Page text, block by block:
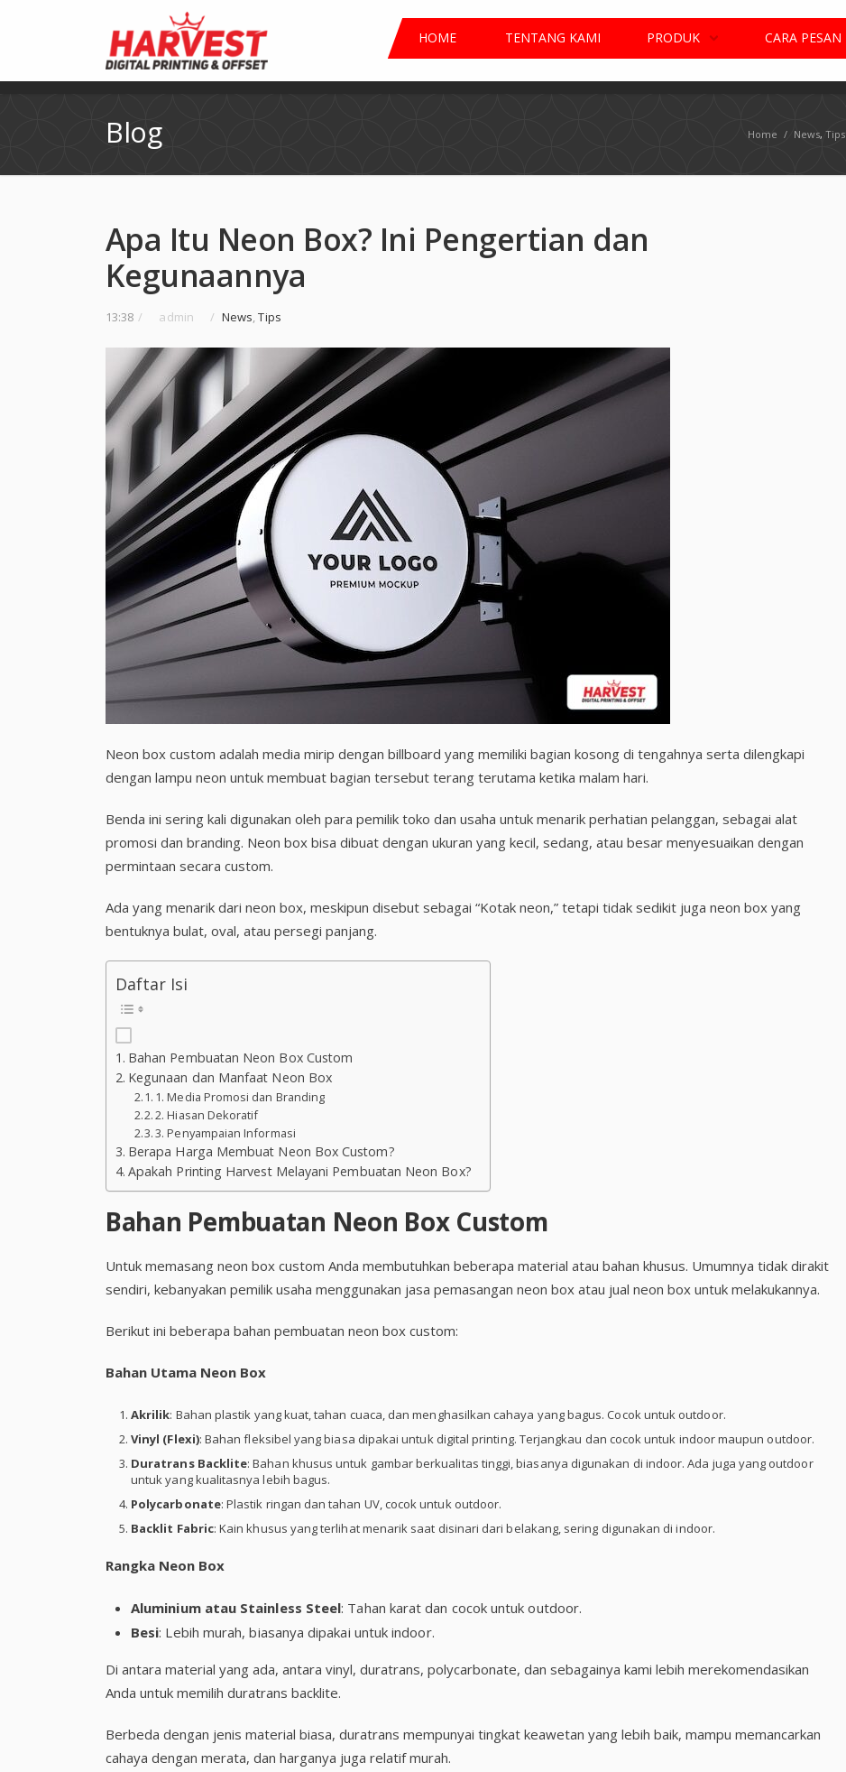
HOME TENTANG KAMI PRODUK CARA PESAN
Home / News, Tips
Blog
Apa Itu Neon Box? Ini Pengertian dan
Kegunaannya
13:38 / admin / News,Tips
Neon box custom adalah media mirip dengan billboard yang memiliki bagian kosong di tengahnya serta dilengkapi
dengan lampu neon untuk membuat bagian tersebut terang terutama ketika malam hari.
Benda ini sering kali digunakan oleh para pemilik toko dan usaha untuk menarik perhatian pelanggan, sebagai alat
promosi dan branding. Neon box bisa dibuat dengan ukuran yang kecil, sedang, atau besar menyesuaikan dengan
permintaan secara custom.
Ada yang menarik dari neon box, meskipun disebut sebagai “Kotak neon,” tetapi tidak sedikit juga neon box yang
bentuknya bulat, oval, atau persegi panjang.
Daftar Isi
Bahan Pembuatan Neon Box Custom
Kegunaan dan Manfaat Neon Box
1. Media Promosi dan Branding
2. Hiasan Dekoratif
3. Penyampaian Informasi
Berapa Harga Membuat Neon Box Custom?
Apakah Printing Harvest Melayani Pembuatan Neon Box?
Bahan Pembuatan Neon Box Custom
Untuk memasang neon box custom Anda membutuhkan beberapa material atau bahan khusus. Umumnya tidak dirakit
sendiri, kebanyakan pemilik usaha menggunakan jasa pemasangan neon box atau jual neon box untuk melakukannya.
Berikut ini beberapa bahan pembuatan neon box custom:
Bahan Utama Neon Box
Akrilik: Bahan plastik yang kuat, tahan cuaca, dan menghasilkan cahaya yang bagus. Cocok untuk outdoor.
Vinyl (Flexi): Bahan fleksibel yang biasa dipakai untuk digital printing. Terjangkau dan cocok untuk indoor maupun outdoor.
Duratrans Backlite: Bahan khusus untuk gambar berkualitas tinggi, biasanya digunakan di indoor. Ada juga yang outdoor
untuk yang kualitasnya lebih bagus.
Polycarbonate: Plastik ringan dan tahan UV, cocok untuk outdoor.
Backlit Fabric: Kain khusus yang terlihat menarik saat disinari dari belakang, sering digunakan di indoor.
Rangka Neon Box
Aluminium atau Stainless Steel: Tahan karat dan cocok untuk outdoor.
Besi: Lebih murah, biasanya dipakai untuk indoor.
Di antara material yang ada, antara vinyl, duratrans, polycarbonate, dan sebagainya kami lebih merekomendasikan
Anda untuk memilih duratrans backlite.
Berbeda dengan jenis material biasa, duratrans mempunyai tingkat keawetan yang lebih baik, mampu memancarkan
cahaya dengan merata, dan harganya juga relatif murah.